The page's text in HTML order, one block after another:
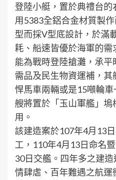
登陸小艇，置於典禮台
用5383全鋁合金材質製
型而採V型底設計，於滿
耗、船速皆優於海軍的
能為戰時登陸搶灘，承
需品及民生物資運補，
悍馬車兩輛或是15噸輪
艘將置於「玉山軍艦」塢
用。
該建造案於107年4月13
工，110年4月13日命名
30日交艦。四年多之建
情肆虐、百年難遇之航